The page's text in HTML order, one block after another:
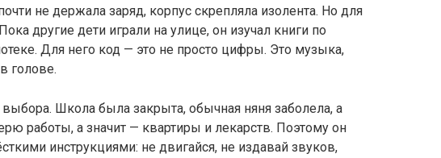
не держала заряд, корпус скрепляла изолента. Но для
другие дети играли на улице, он изучал книги по
Для него код — это не просто цифры. Это музыка,
голове.
Школа была закрыта, обычная няня заболела, а
работы, а значит — квартиры и лекарств. Поэтому он
инструкциями: не двигайся, не издавай звуков,